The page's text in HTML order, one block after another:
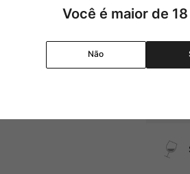
Você é maior de
Não